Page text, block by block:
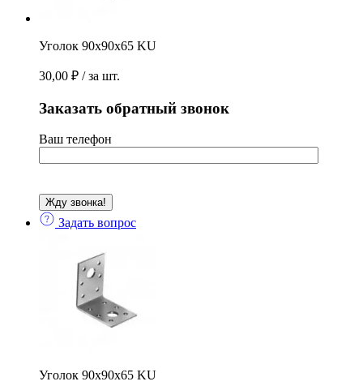
Уголок 90х90х65 KU
30,00 ₽ / за шт.
Заказать обратный звонок
Ваш телефон
Задать вопрос
Уголок 90х90х65 KU